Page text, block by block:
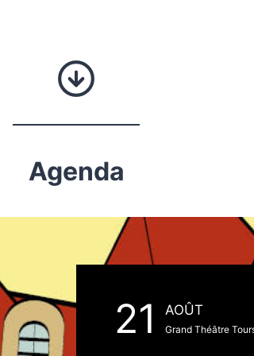
Agenda
21 AOÛT
Grand Théâtre